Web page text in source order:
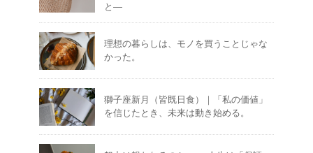
と―
理想の暮らしは、モノを買うことじゃな
かった。
獅子座新月（皆既日食）｜「私の価値」
を信じたとき、未来は動き始める。